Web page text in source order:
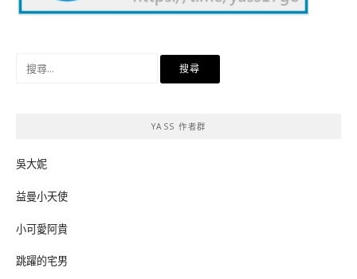
YASS 作者群
吳大妮
益曼小天使
小可愛阿貴
跳躍的宅男